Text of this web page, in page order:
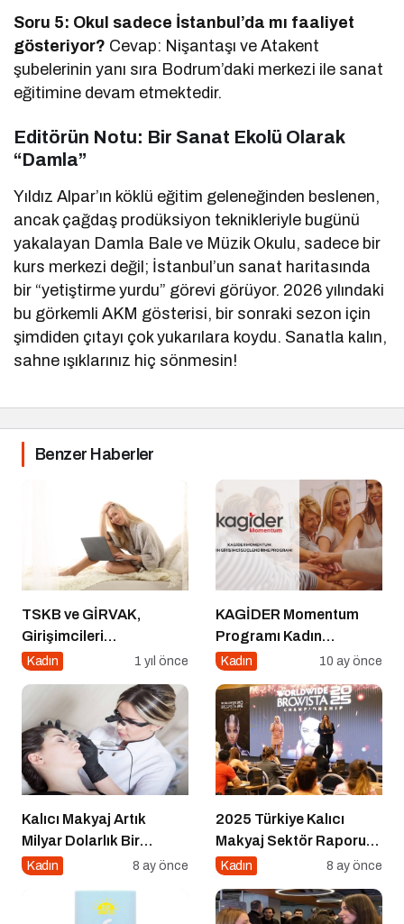
Soru 5: Okul sadece İstanbul’da mı faaliyet
gösteriyor? Cevap: Nişantaşı ve Atakent
şubelerinin yanı sıra Bodrum’daki merkezi ile sanat
eğitimine devam etmektedir.
Editörün Notu: Bir Sanat Ekolü Olarak
“Damla”
Yıldız Alpar’ın köklü eğitim geleneğinden beslenen,
ancak çağdaş prodüksiyon teknikleriyle bugünü
yakalayan Damla Bale ve Müzik Okulu, sadece bir
kurs merkezi değil; İstanbul’un sanat haritasında
bir “yetiştirme yurdu” görevi görüyor. 2026 yılındaki
bu görkemli AKM gösterisi, bir sonraki sezon için
şimdiden çıtayı çok yukarılara koydu. Sanatla kalın,
sahne ışıklarınız hiç sönmesin!
Benzer Haberler
TSKB ve GİRVAK,
Girişimcileri
Güçlendirecek Ortak Bir
Kadın 1 yıl önce
KAGİDER Momentum
Programı Kadın
Girişimcilerin Gücüne
Kadın 10 ay önce
Kalıcı Makyaj Artık
Milyar Dolarlık Bir
Endüstri
Kadın 8 ay önce
2025 Türkiye Kalıcı
Makyaj Sektör Raporu
Açıklandı
Kadın 8 ay önce